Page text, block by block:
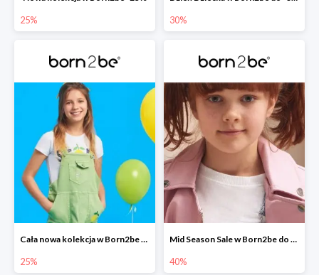
25% 30%
Cała nowa kolekcja w Born2be -25%
25%
Mid Season Sale w Born2be do -40%
40%